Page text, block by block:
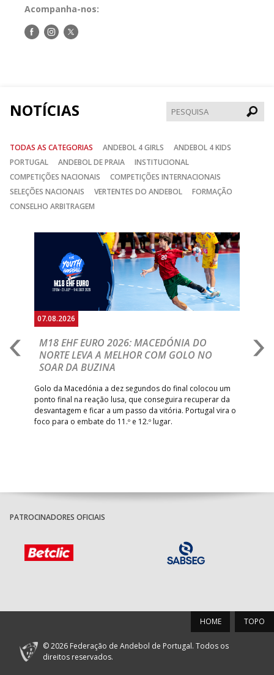
Acompanha-nos:
Siga-Siga-Siga-
NOTÍCIAS
TODAS AS CATEGORIAS ANDEBOL 4 GIRLS
ANDEBOL 4 KIDS
PORTUGAL
ANDEBOL DE PRAIA
INSTITUCIONAL
COMPETIÇÕES NACIONAIS
COMPETIÇÕES INTERNACIONAIS
SELEÇÕES NACIONAIS
VERTENTES DO ANDEBOL
FORMAÇÃO
CONSELHO ARBITRAGEM
07.08.2026
M18 EHF EURO 2026: MACEDÓNIA DO
NORTE LEVA A MELHOR COM GOLO NO
SOAR DA BUZINA
Golo da Macedónia a dez segundos do final colocou um
ponto final na reação lusa, que conseguira recuperar da
desvantagem e ficar a um passo da vitória. Portugal vira o
foco para o embate do 11.º e 12.º lugar.
PATROCINADORES OFICIAIS
TOPO
HOME
© 2026 Federação de Andebol de Portugal. Todos os
direitos reservados.